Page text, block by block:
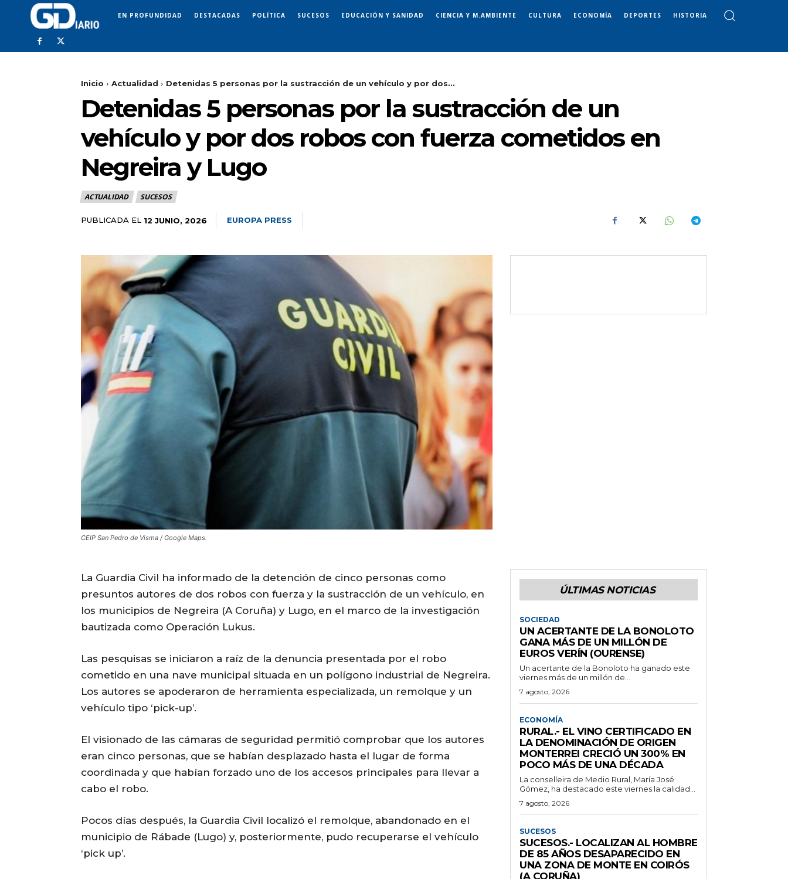
EN PROFUNDIDAD DESTACADAS POLÍTICA SUCESOS EDUCACIÓN Y SANIDAD CIENCIA Y M.AMBIENTE CULTURA ECONOMÍA DEPORTES HISTORIA
Inicio Actualidad Detenidas 5 personas por la sustracción de un vehículo y por dos...
Detenidas 5 personas por la sustracción de un
vehículo y por dos robos con fuerza cometidos en
Negreira y Lugo
ACTUALIDAD SUCESOS
PUBLICADA EL 12 JUNIO, 2026 EUROPA PRESS
CEIP San Pedro de Visma / Google Maps.
La Guardia Civil ha informado de la detención de cinco personas como
presuntos autores de dos robos con fuerza y la sustracción de un vehículo, en
los municipios de Negreira (A Coruña) y Lugo, en el marco de la investigación
bautizada como Operación Lukus.
Las pesquisas se iniciaron a raíz de la denuncia presentada por el robo
cometido en una nave municipal situada en un polígono industrial de Negreira.
Los autores se apoderaron de herramienta especializada, un remolque y un
vehículo tipo ‘pick-up’.
El visionado de las cámaras de seguridad permitió comprobar que los autores
eran cinco personas, que se habían desplazado hasta el lugar de forma
coordinada y que habían forzado uno de los accesos principales para llevar a
cabo el robo.
Pocos días después, la Guardia Civil localizó el remolque, abandonado en el
municipio de Rábade (Lugo) y, posteriormente, pudo recuperarse el vehículo
‘pick up’.
ÚLTIMAS NOTICIAS
SOCIEDAD
UN ACERTANTE DE LA BONOLOTO
GANA MÁS DE UN MILLÓN DE
EUROS VERÍN (OURENSE)
Un acertante de la Bonoloto ha ganado este
viernes más de un millón de...
7 agosto, 2026
ECONOMÍA
RURAL.- EL VINO CERTIFICADO EN
LA DENOMINACIÓN DE ORIGEN
MONTERREI CRECIÓ UN 300% EN
POCO MÁS DE UNA DÉCADA
La conselleira de Medio Rural, María José
Gómez, ha destacado este viernes la calidad...
7 agosto, 2026
SUCESOS
SUCESOS.- LOCALIZAN AL HOMBRE
DE 85 AÑOS DESAPARECIDO EN
UNA ZONA DE MONTE EN COIRÓS
(A CORUÑA)